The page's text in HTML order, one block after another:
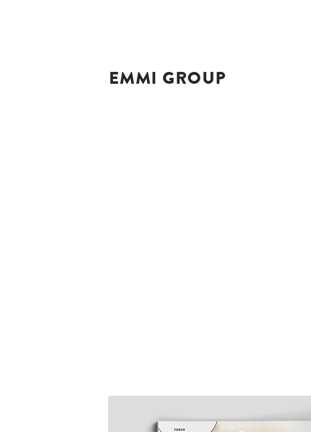
EMMI GROUP